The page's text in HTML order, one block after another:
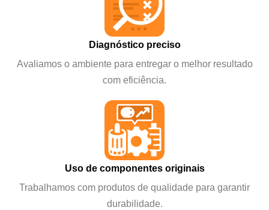
Diagnóstico preciso
Avaliamos o ambiente para entregar o melhor resultado
com eficiência.
Uso de componentes originais
Trabalhamos com produtos de qualidade para garantir
durabilidade.